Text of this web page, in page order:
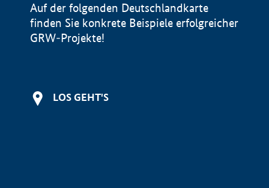
Auf der folgenden Deutschlandkarte
finden Sie konkrete Beispiele erfolgreicher
GRW-Projekte!
LOS GEHT'S